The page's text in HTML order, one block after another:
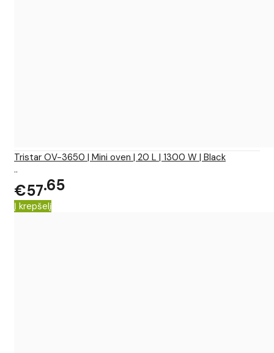
Tristar OV-3650 | Mini oven | 20 L | 1300 W | Black
..
€57 65
Į krepšelį